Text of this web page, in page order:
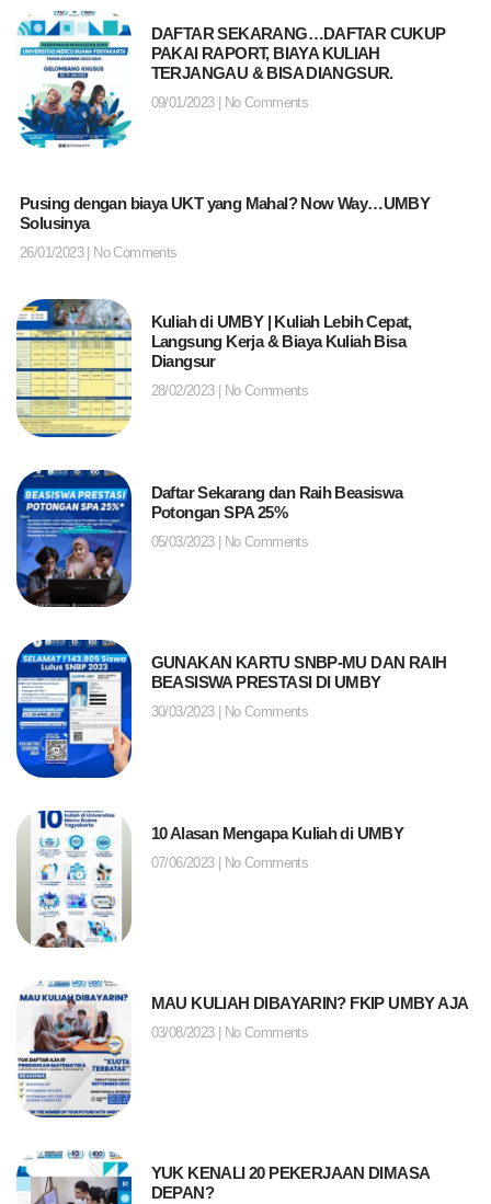
DAFTAR SEKARANG…DAFTAR CUKUP
PAKAI RAPORT, BIAYA KULIAH
TERJANGAU & BISA DIANGSUR.
09/01/2023 No Comments
Pusing dengan biaya UKT yang Mahal? Now Way…UMBY
Solusinya
26/01/2023 No Comments
Kuliah di UMBY | Kuliah Lebih Cepat,
Langsung Kerja & Biaya Kuliah Bisa
Diangsur
28/02/2023 No Comments
Daftar Sekarang dan Raih Beasiswa
Potongan SPA 25%
05/03/2023 No Comments
GUNAKAN KARTU SNBP-MU DAN RAIH
BEASISWA PRESTASI DI UMBY
30/03/2023 No Comments
10 Alasan Mengapa Kuliah di UMBY
07/06/2023 No Comments
MAU KULIAH DIBAYARIN? FKIP UMBY AJA
03/08/2023 No Comments
YUK KENALI 20 PEKERJAAN DIMASA
DEPAN?